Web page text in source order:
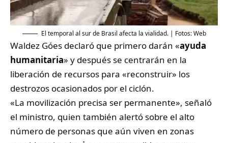
El temporal al sur de Brasil afecta la vialidad. | Fotos: Web
Waldez Góes declaró que primero darán «ayuda
humanitaria» y después se centrarán en la
liberación de recursos para «reconstruir» los
destrozos ocasionados por el ciclón.
«La movilización precisa ser permanente», señaló
el ministro, quien también alertó sobre el alto
número de personas que aún viven en zonas